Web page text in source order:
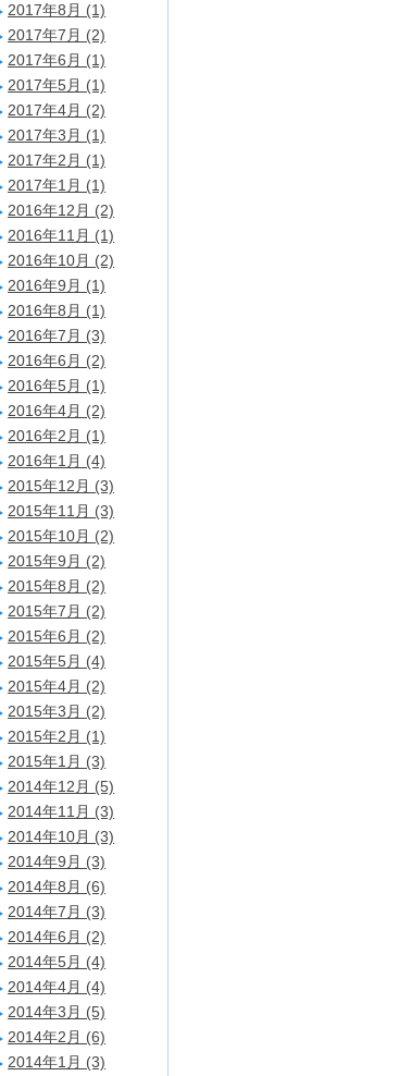
2017年8月 (1)
2017年7月 (2)
2017年6月 (1)
2017年5月 (1)
2017年4月 (2)
2017年3月 (1)
2017年2月 (1)
2017年1月 (1)
2016年12月 (2)
2016年11月 (1)
2016年10月 (2)
2016年9月 (1)
2016年8月 (1)
2016年7月 (3)
2016年6月 (2)
2016年5月 (1)
2016年4月 (2)
2016年2月 (1)
2016年1月 (4)
2015年12月 (3)
2015年11月 (3)
2015年10月 (2)
2015年9月 (2)
2015年8月 (2)
2015年7月 (2)
2015年6月 (2)
2015年5月 (4)
2015年4月 (2)
2015年3月 (2)
2015年2月 (1)
2015年1月 (3)
2014年12月 (5)
2014年11月 (3)
2014年10月 (3)
2014年9月 (3)
2014年8月 (6)
2014年7月 (3)
2014年6月 (2)
2014年5月 (4)
2014年4月 (4)
2014年3月 (5)
2014年2月 (6)
2014年1月 (3)